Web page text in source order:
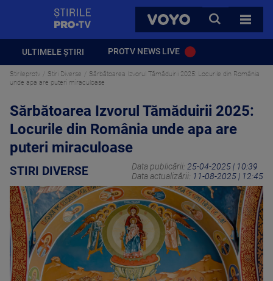
VOYO
CAUTA
TOATE
ULTIMELE ȘTIRI PROTV NEWS LIVE
Stirileprotv Stiri Diverse
Sărbătoarea Izvorul Tămăduirii 2025: Locurile din România
unde apa are puteri miraculoase
Sărbătoarea Izvorul Tămăduirii 2025:
Locurile din România unde apa are
puteri miraculoase
STIRI DIVERSE Data publicării: 25-04-2025 | 10:39
Data actualizării: 11-08-2025 | 12:45